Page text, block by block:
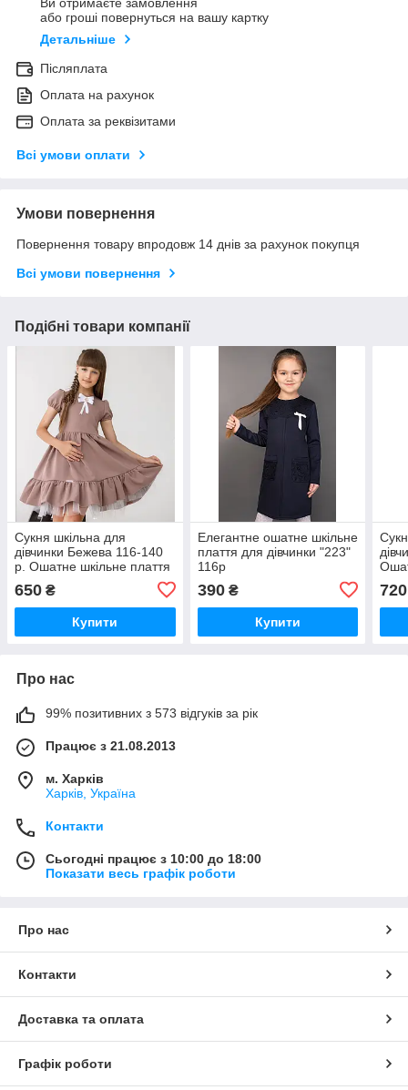
або гроші повернуться на вашу картку
Детальніше
Післяплата
Оплата на рахунок
Оплата за реквізитами
Всі умови оплати
Умови повернення
Повернення товару впродовж 14 днів за рахунок покупця
Всі умови повернення
Подібні товари компанії
Сукня шкільна для
дівчинки Бежева 116-140
р. Ошатне шкільне плаття
плаття
650 ₴
Купити
Елегантне ошатне шкільне
плаття для дівчинки "223"
116р
390₴
Купити
720
Про нас
99% позитивних з 573 відгуків за рік
Працює з 21.08.2013
м. Харків
Харків, Україна
Контакти
Сьогодні працює з 10:00 до 18:00
Показати весь графік роботи
Про нас
Контакти
Доставка та оплата
Графік роботи